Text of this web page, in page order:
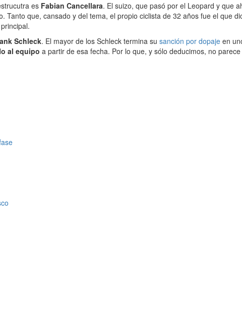
es Fabian Cancellara. El suizo, que pasó por el Leopard y que
que, cansado y del tema, el propio ciclista de 32 años fue el que
Schleck. El mayor de los Schleck termina su sanción por dopaje en
al equipo a partir de esa fecha. Por lo que, y sólo deducimos, no